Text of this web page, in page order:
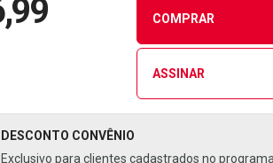
COMPRAR
ASSINAR
DESCONTO CONVÊNIO
Exclusivo para clientes cadastrados no programa